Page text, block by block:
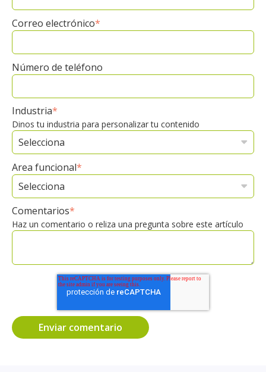
Correo electrónico*
Número de teléfono
Industria*
Dinos tu industria para personalizar tu contenido
Area funcional*
Comentarios*
Haz un comentario o reliza una pregunta sobre este artículo